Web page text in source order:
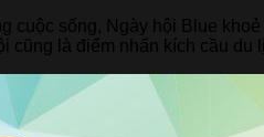
cuộc sống, Ngày hội Blue
cũng là điểm nhấn kích cầu